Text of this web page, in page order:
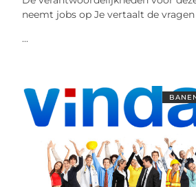
neemt jobs op Je vertaalt de vragen
...